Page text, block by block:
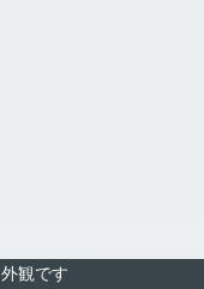
外観です